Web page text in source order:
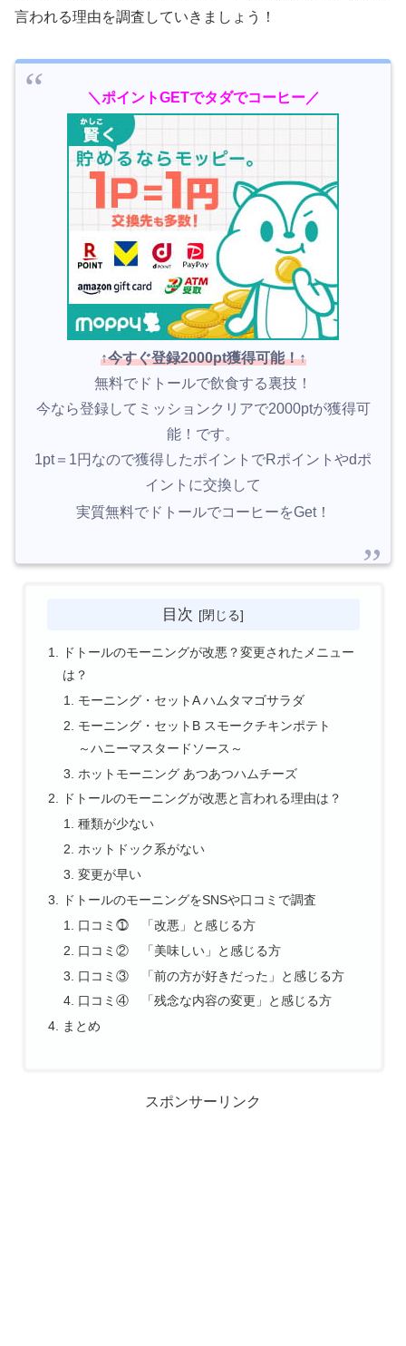
言われる理由を調査していきましょう！
＼ポイントGETでタダでコーヒー／
↑今すぐ登録2000pt獲得可能！↑
無料でドトールで飲食する裏技！
今なら登録してミッションクリアで2000ptが獲得可
能！です。
1pt＝1円なので獲得したポイントでRポイントやdポ
イントに交換して
実質無料でドトールでコーヒーをGet！
目次
ドトールのモーニングが改悪？変更されたメニュー
は？
モーニング・セットA ハムタマゴサラダ
モーニング・セットB スモークチキンポテト
～ハニーマスタードソース～
ホットモーニング あつあつハムチーズ
ドトールのモーニングが改悪と言われる理由は？
種類が少ない
ホットドック系がない
変更が早い
ドトールのモーニングをSNSや口コミで調査
口コミ⓵ 「改悪」と感じる方
口コミ② 「美味しい」と感じる方
口コミ③ 「前の方が好きだった」と感じる方
口コミ④ 「残念な内容の変更」と感じる方
まとめ
スポンサーリンク